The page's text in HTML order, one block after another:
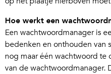
Hoe werkt een
Een wachtwoordmanager is
bedenken en onthouden van
nog maar één wachtwoord
van de wachtwoordmanager.